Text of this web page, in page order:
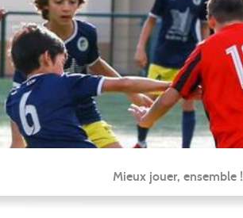
Mieux jouer, ensemble !